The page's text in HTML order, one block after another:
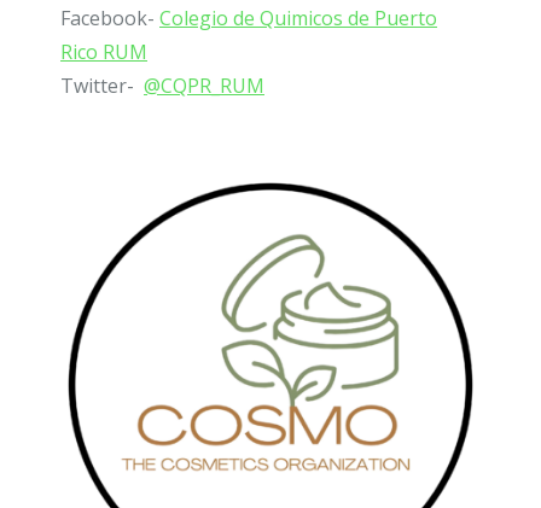
Facebook- Colegio de Quimicos de Puerto
Rico RUM
Twitter- @CQPR_RUM